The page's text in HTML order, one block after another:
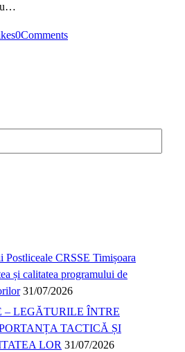
0Comments
Postliceale CRSSE Timișoara
și calitatea programului de
31/07/2026
– LEGĂTURILE ÎNTRE
TACTICĂ ȘI
LOR 31/07/2026